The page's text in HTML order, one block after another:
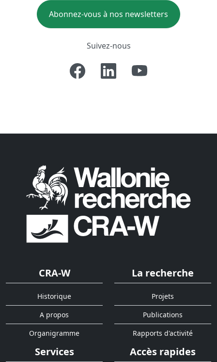
Abonnez-vous à nos newsletters
Suivez-nous
CRA-W
Historique
A propos
Organigramme
La recherche
Projets
Publications
Rapports d'activité
Services Accès rapides